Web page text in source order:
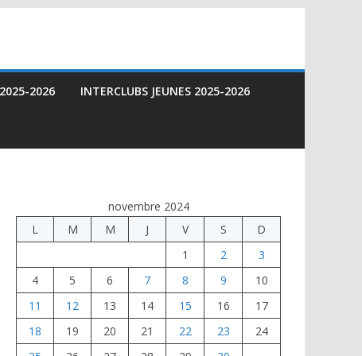
2026 INTERCLUBS JEUNES 2025-2026
novembre 2024
L
M M J V S
D
1
2
3
4
5 6 7 8 9
10
11
12 13 14 15 16
17
18
19 20 21 22 23
24